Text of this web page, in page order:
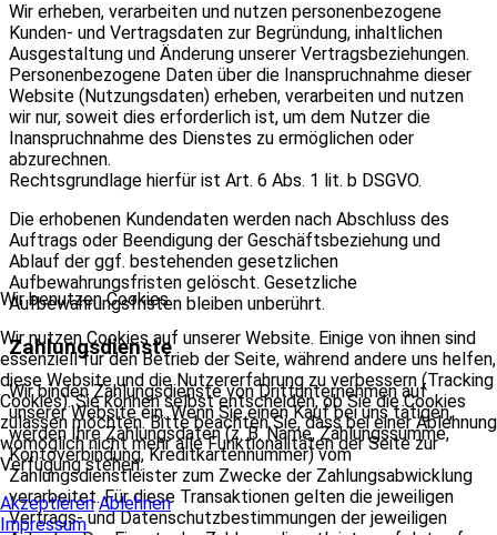
Wir erheben, verarbeiten und nutzen personenbezogene
Kunden- und Vertragsdaten zur Begründung, inhaltlichen
Ausgestaltung und Änderung unserer Vertragsbeziehungen.
Personenbezogene Daten über die Inanspruchnahme dieser
Website (Nutzungsdaten) erheben, verarbeiten und nutzen
wir nur, soweit dies erforderlich ist, um dem Nutzer die
Inanspruchnahme des Dienstes zu ermöglichen oder
abzurechnen.
Rechtsgrundlage hierfür ist Art. 6 Abs. 1 lit. b DSGVO.
Die erhobenen Kundendaten werden nach Abschluss des
Auftrags oder Beendigung der Geschäftsbeziehung und
Ablauf der ggf. bestehenden gesetzlichen
Aufbewahrungsfristen gelöscht. Gesetzliche
Aufbewahrungsfristen bleiben unberührt.
Zahlungsdienste
Wir binden Zahlungsdienste von Drittunternehmen auf
unserer Website ein. Wenn Sie einen Kauf bei uns tätigen,
werden Ihre Zahlungsdaten (z. B. Name, Zahlungssumme,
Kontoverbindung, Kreditkartennummer) vom
Zahlungsdienstleister zum Zwecke der Zahlungsabwicklung
verarbeitet. Für diese Transaktionen gelten die jeweiligen
Vertrags- und Datenschutzbestimmungen der jeweiligen
Wir benutzen Cookies
Wir nutzen Cookies auf unserer Website. Einige von ihnen sind
essenziell für den Betrieb der Seite, während andere uns helfen,
diese Website und die Nutzererfahrung zu verbessern (Tracking
Cookies). Sie können selbst entscheiden, ob Sie die Cookies
zulassen möchten. Bitte beachten Sie, dass bei einer Ablehnung
womöglich nicht mehr alle Funktionalitäten der Seite zur
Verfügung stehen.
Akzeptieren Ablehnen
Impressum